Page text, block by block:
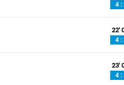
4 :
22'
4 :
23'
4 :